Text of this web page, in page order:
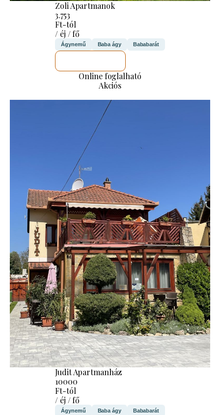
Zoli Apartmanok
3.753
Ft-tól
/ éj / fő
Ágynemű Baba ágy Bababarát
Online foglalható
Akciós
Judit Apartmanház
10000
Ft-tól
/ éj / fő
Ágynemű Baba ágy Bababarát